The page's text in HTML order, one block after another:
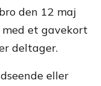
den 12 maj
et gavekort
deltager.
eller